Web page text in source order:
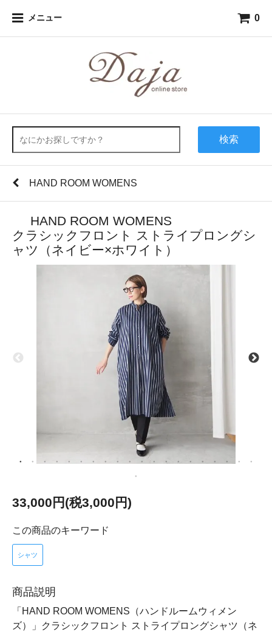
メニュー 0
検索
HAND ROOM WOMENS
HAND ROOM WOMENS
クラシックフロント ストライプロングシ
ャツ（ネイビー×ホワイト）
33,000円(税3,000円)
この商品のキーワード
シャツ
商品説明
「HAND ROOM WOMENS（ハンドルームウィメン
ズ）」クラシックフロント ストライプロングシャツ（ネ